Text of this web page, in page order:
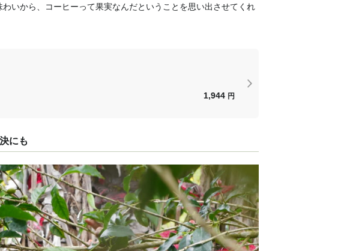
いから、コーヒーって果実なんだということを思い出させてくれ
1,944 円
にも